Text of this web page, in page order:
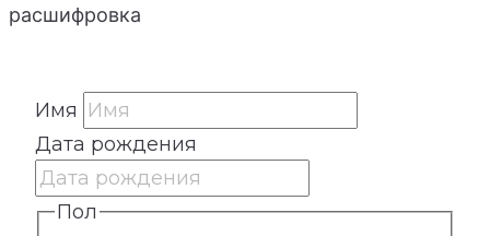
расшифровка
Имя
Дата рождения
Пол